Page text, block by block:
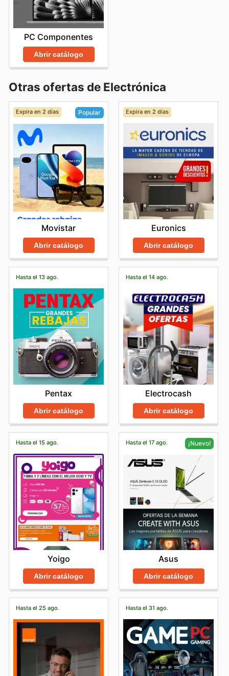
PC Componentes
Abrir catálogo
Otras ofertas de Electrónica
Expira en 2 días Popular
Movistar
Abrir catálogo
Expira en 2 días
Euronics
Abrir catálogo
Hasta el 13 ago.
Pentax
Abrir catálogo
Hasta el 14 ago.
Electrocash
Abrir catálogo
Hasta el 15 ago.
Yoigo
Abrir catálogo
Hasta el 17 ago. ¡Nuevo!
Asus
Abrir catálogo
Hasta el 25 ago. Hasta el 31 ago.